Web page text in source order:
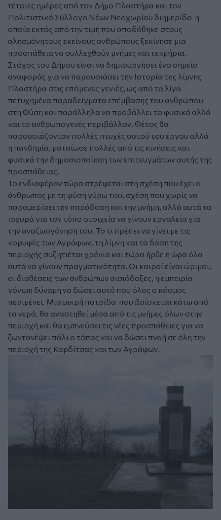
τέτοιες ημέρες από τον Δήμο Πλαστήρα και τον
Πολιτιστικό Σύλλογο Νέων Νεοχωρίου διημερίδα η
οποία εκτός από την τιμή που αποδόθηκε στους
αλησμόνητους εκείνους ανθρώπους ξεκίνησε μια
προσπάθεια να συλλεχθούν μνήμες και τεκμήρια.
Στόχος του Δήμου είναι να δημιουργήσει ένα σημείο
αναφοράς για να παρουσιάσει την Ιστορία της λίμνης
Πλαστήρα στις επόμενες γενιές, ως από τα λίγα
πετυχημένα παραδείγματα επέμβασης του ανθρώπου
στη Φύση και παράλληλα να προβάλλει το φυσικό αλλά
και το ανθρωπογενές περιβάλλον. Φέτος θα
παρουσιάζονταν πολλές πτυχές αυτού του έργου αλλά
η πανδημία, ματαίωσε πολλές από τις κινήσεις και
φυσικά την δημοσιοποίηση των επιτευγμάτων αυτής της
προσπάθειας.
Το ενδιαφέρον τώρα στρέφεται στη σχέση που έχει ο
άνθρωπος με τη φύση γύρω του, σχέση που χωρίς να
παραμερίσει την παράδοση και την μνήμη, αλλά αυτά τα
ισχυρά για τον τόπο στοιχεία να γίνουν εργαλεία για
την αναζωογόνηση του. Το τι πρέπει να γίνει με τις
κορυφές των Αγράφων, τη λίμνη και τα δάση της
περιοχής συζητιέται χρόνια και τώρα ήρθε η ώρα όλα
αυτά να γίνουν πραγματικότητα. Οι καιροί είναι ώριμοι,
οι διαθέσεις των ανθρώπων αισιόδοξες, η εμπειρία
γόνιμη δύναμη να δώσει αυτό που όλος ο κόσμος
περιμένει. Μια μικρή πατρίδα που βρίσκεται κάτω από
τα νερά, θα αναστηθεί μέσα από τις μνήμες όλων στην
περιοχή και θα εμπνεύσει τις νέες προσπάθειες για να
ζωντανέψει πάλι ο τόπος και να δώσει πνοή σε όλη την
περιοχή της Καρδίτσας και των Αγράφων.